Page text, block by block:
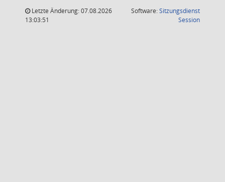
Letzte Änderung: 07.08.2026
13:03:51
Software:Sitzungsdienst
Session(Wird in